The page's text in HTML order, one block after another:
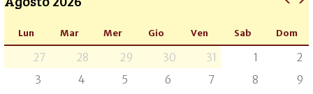
Lun Mar Mer Gio Ven Sab Dom
27 28 29 30 31 1
2
3
4 5 6 7 8
9